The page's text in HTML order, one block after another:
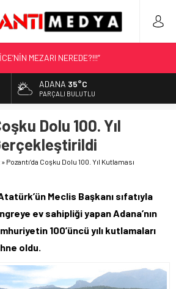
MEZARI NEREDE?!!!”
Cenneti Pozantı Akçatekir Yaylası
Buzdolabı Uyarısı
İLBER ORTAYLI
ADANA 35°C
PARÇALI BULUTLU
Dolu 100. Yıl
» Pozantı’da Coşku Dolu 100. Yıl Kutlaması
Meclis Başkanı sıfatıyla
ev sahipliği yapan Adana’nın
100’üncü yılı kutlamaları
oldu.